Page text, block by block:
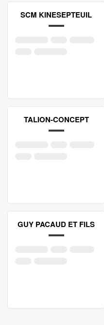
SCM KINESEPTEUIL
TALION-CONCEPT
GUY PACAUD ET FILS